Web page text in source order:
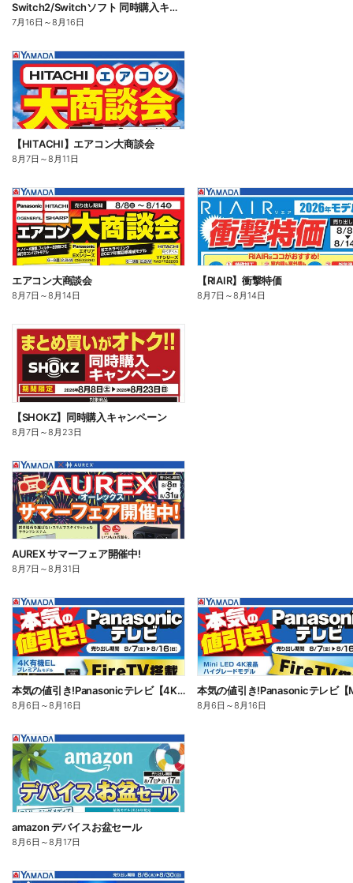
Switch2/Switchソフト 同時購入キャンペーン
7月16日 ～8月16日
【HITACHI】エアコン大商談会
8月7日 ～8月11日
エアコン大商談会
8月7日 ～8月14日
【RIAIR】衝撃特価
8月7日 ～8月14日
【SHOKZ】同時購入キャンペーン
8月7日 ～8月23日
AUREX サマーフェア開催中!
8月7日 ～8月31日
本気の値引き!Panasonicテレビ【4K有機EL】
8月6日 ～8月16日 8月6日 ～8月16日
amazon デバイスお盆セール
8月6日 ～8月17日